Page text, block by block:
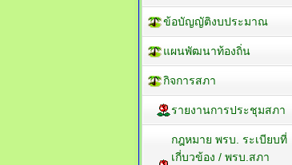
ข้อบัญญัติงบประมาณ
แผนพัฒนาท้องถิ่น
กิจการสภา
รายงานการประชุมสภา
กฎหมาย พรบ. ระเบียบที่
เกี่บวข้อง / พรบ.สภา